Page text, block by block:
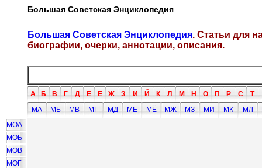
Большая Советская Энциклопедия
Большая Советская Энциклопедия. Статьи для
биографии, очерки, аннотации, описания.
А Б В Г Д Е Ё Ж З И Й К Л М Н О П Р С Т
МА
МБ МВ МГ МД МЕ МЁ МЖ МЗ МИ МК МЛ
МОА
МОБ
МОВ
МОГ